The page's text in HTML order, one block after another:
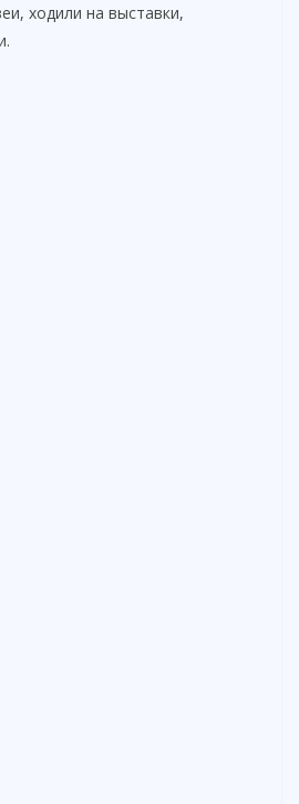
ходили на выставки,